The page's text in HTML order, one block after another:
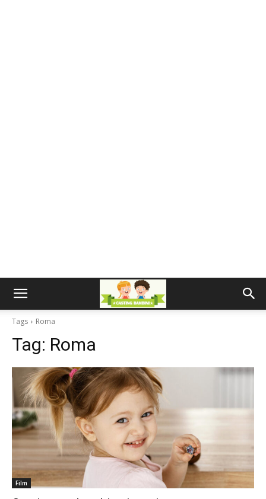
Tags Roma
Tag: Roma
Film